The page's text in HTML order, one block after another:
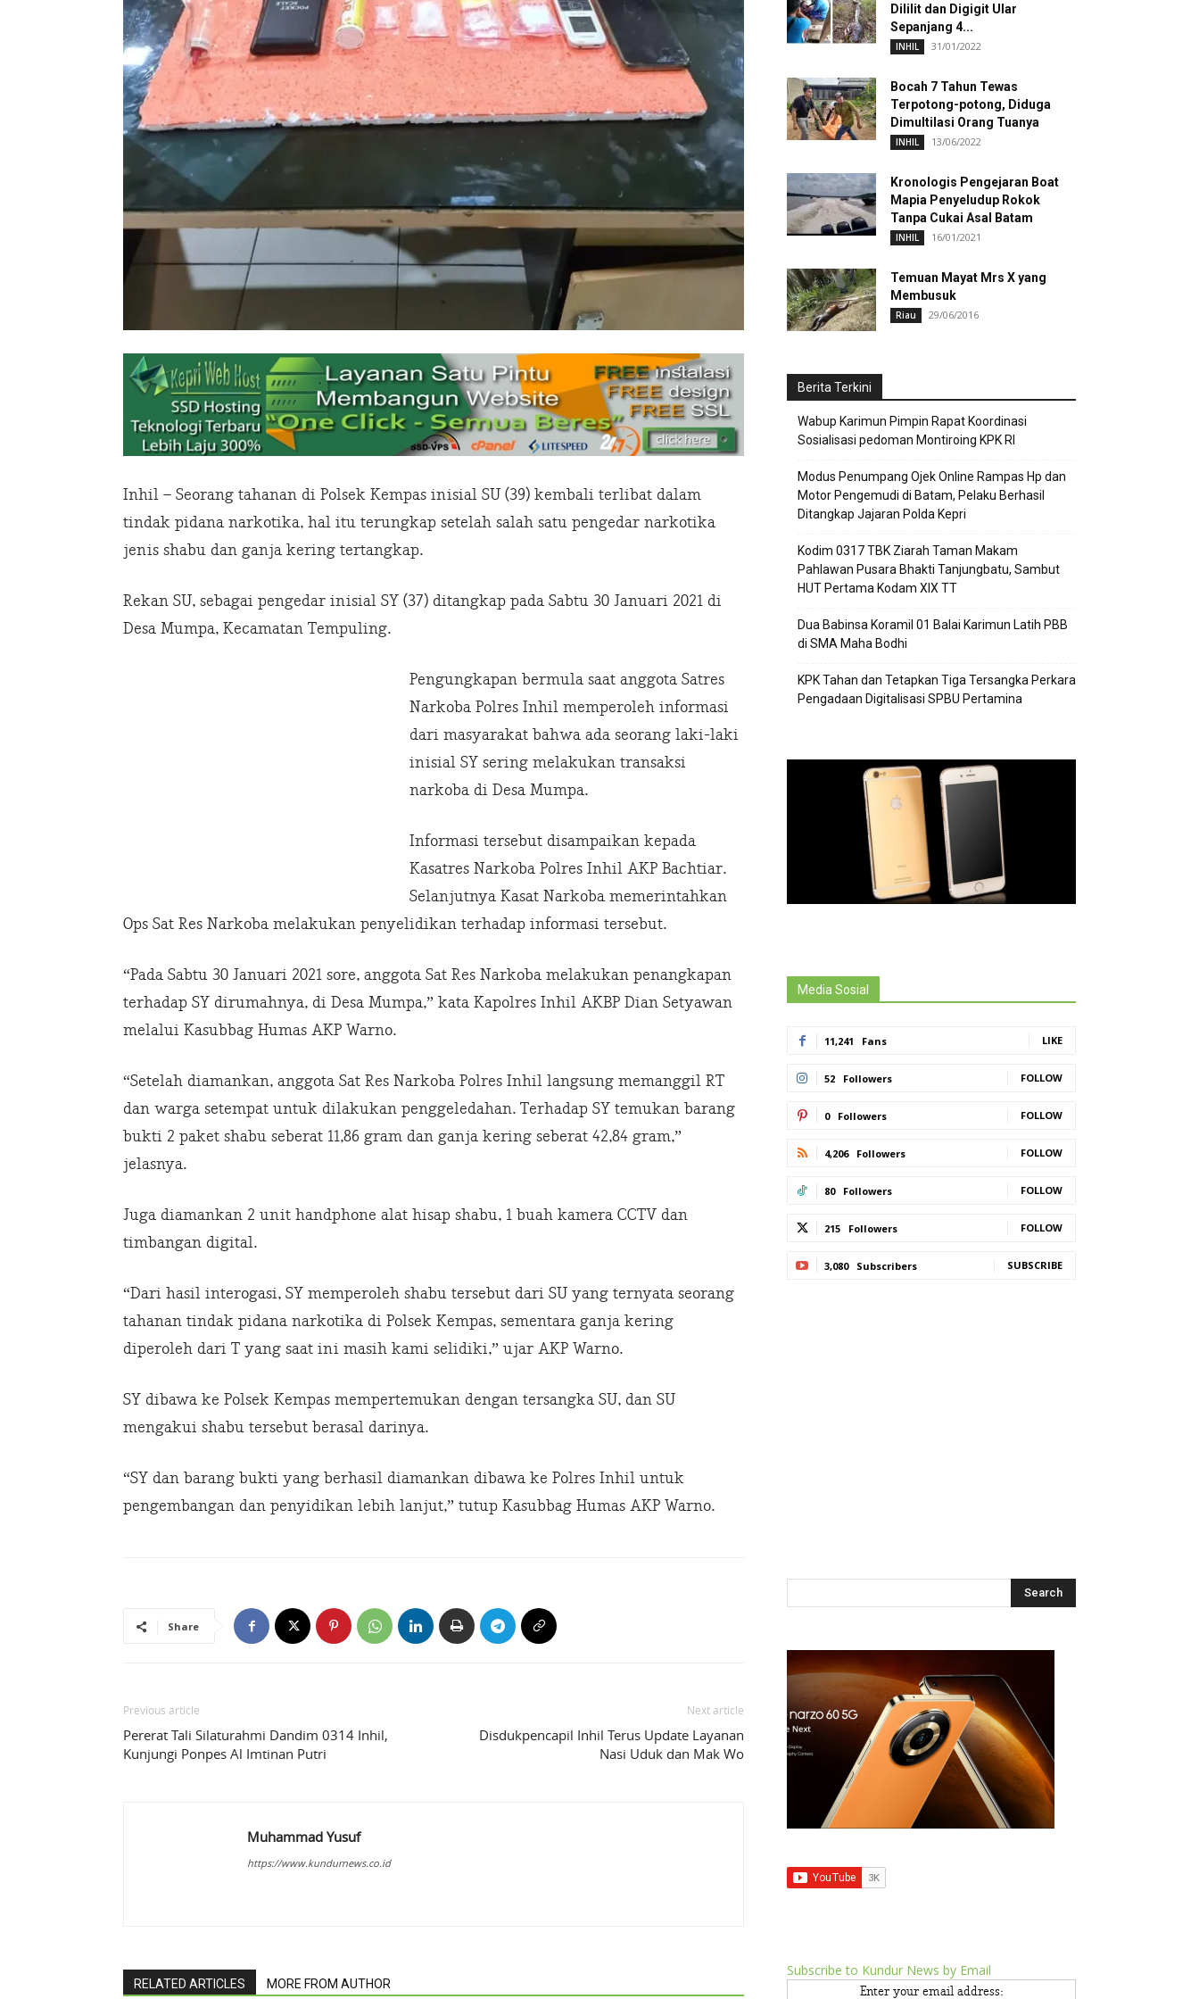
Inhil – Seorang tahanan di Polsek Kempas inisial SU (39) kembali terlibat dalam
tindak pidana narkotika, hal itu terungkap setelah salah satu pengedar narkotika
jenis shabu dan ganja kering tertangkap.
Rekan SU, sebagai pengedar inisial SY (37) ditangkap pada Sabtu 30 Januari 2021 di
Desa Mumpa, Kecamatan Tempuling.
Pengungkapan bermula saat anggota Satres
Narkoba Polres Inhil memperoleh informasi
dari masyarakat bahwa ada seorang laki-laki
inisial SY sering melakukan transaksi
narkoba di Desa Mumpa.
Informasi tersebut disampaikan kepada
Kasatres Narkoba Polres Inhil AKP Bachtiar.
Selanjutnya Kasat Narkoba memerintahkan
Ops Sat Res Narkoba melakukan penyelidikan terhadap informasi tersebut.
“Pada Sabtu 30 Januari 2021 sore, anggota Sat Res Narkoba melakukan penangkapan
terhadap SY dirumahnya, di Desa Mumpa,” kata Kapolres Inhil AKBP Dian Setyawan
melalui Kasubbag Humas AKP Warno.
“Setelah diamankan, anggota Sat Res Narkoba Polres Inhil langsung memanggil RT
dan warga setempat untuk dilakukan penggeledahan. Terhadap SY temukan barang
bukti 2 paket shabu seberat 11,86 gram dan ganja kering seberat 42,84 gram,”
jelasnya.
Juga diamankan 2 unit handphone alat hisap shabu, 1 buah kamera CCTV dan
timbangan digital.
“Dari hasil interogasi, SY memperoleh shabu tersebut dari SU yang ternyata seorang
tahanan tindak pidana narkotika di Polsek Kempas, sementara ganja kering
diperoleh dari T yang saat ini masih kami selidiki,” ujar AKP Warno.
SY dibawa ke Polsek Kempas mempertemukan dengan tersangka SU, dan SU
mengakui shabu tersebut berasal darinya.
“SY dan barang bukti yang berhasil diamankan dibawa ke Polres Inhil untuk
pengembangan dan penyidikan lebih lanjut,” tutup Kasubbag Humas AKP Warno.
Share
Previous article
Pererat Tali Silaturahmi Dandim 0314 Inhil,
Kunjungi Ponpes Al Imtinan Putri
Next article
Disdukpencapil Inhil Terus Update Layanan
Nasi Uduk dan Mak Wo
Muhammad Yusuf
https://www.kundurnews.co.id
RELATED ARTICLES MORE FROM AUTHOR
Dililit dan Digigit Ular
Sepanjang 4...
INHIL 31/01/2022
Bocah 7 Tahun Tewas
Terpotong-potong, Diduga
Dimultilasi Orang Tuanya
INHIL 13/06/2022
Kronologis Pengejaran Boat
Mapia Penyeludup Rokok
Tanpa Cukai Asal Batam
INHIL 16/01/2021
Temuan Mayat Mrs X yang
Membusuk
Riau 29/06/2016
Berita Terkini
Wabup Karimun Pimpin Rapat Koordinasi
Sosialisasi pedoman Montiroing KPK RI
Modus Penumpang Ojek Online Rampas Hp dan
Motor Pengemudi di Batam, Pelaku Berhasil
Ditangkap Jajaran Polda Kepri
Kodim 0317 TBK Ziarah Taman Makam
Pahlawan Pusara Bhakti Tanjungbatu, Sambut
HUT Pertama Kodam XIX TT
Dua Babinsa Koramil 01 Balai Karimun Latih PBB
di SMA Maha Bodhi
KPK Tahan dan Tetapkan Tiga Tersangka Perkara
Pengadaan Digitalisasi SPBU Pertamina
Media Sosial
11,241 Fans LIKE
52 Followers FOLLOW
0 Followers FOLLOW
4,206 Followers FOLLOW
80 Followers FOLLOW
215 Followers FOLLOW
3,080 Subscribers SUBSCRIBE
Subscribe to Kundur News by Email
Enter your email address: